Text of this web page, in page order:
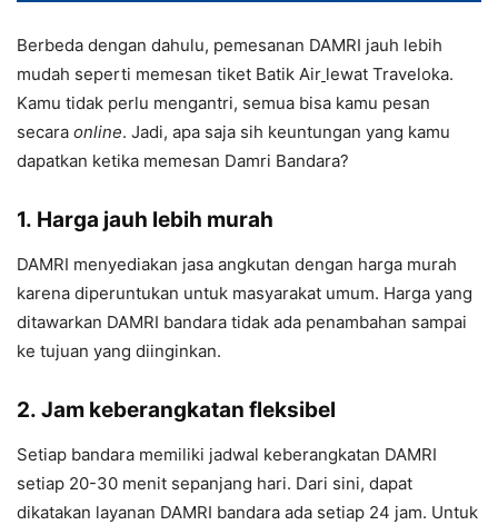
Berbeda dengan dahulu, pemesanan DAMRI jauh lebih
mudah seperti memesan tiket Batik Air lewat Traveloka.
Kamu tidak perlu mengantri, semua bisa kamu pesan
secara online. Jadi, apa saja sih keuntungan yang kamu
dapatkan ketika memesan Damri Bandara?
1. Harga jauh lebih murah
DAMRI menyediakan jasa angkutan dengan harga murah
karena diperuntukan untuk masyarakat umum. Harga yang
ditawarkan DAMRI bandara tidak ada penambahan sampai
ke tujuan yang diinginkan.
2. Jam keberangkatan fleksibel
Setiap bandara memiliki jadwal keberangkatan DAMRI
setiap 20-30 menit sepanjang hari. Dari sini, dapat
dikatakan layanan DAMRI bandara ada setiap 24 jam. Untuk